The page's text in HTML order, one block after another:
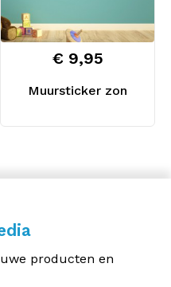
Muursticker zon
€ 9,95
producten en